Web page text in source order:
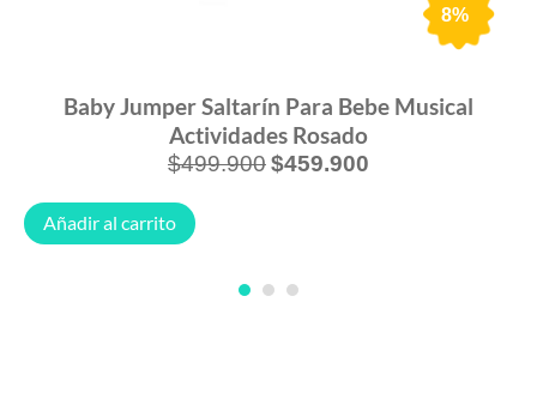
Pelotas Niño Niña Wow
$229.900$
Añadir al carrito